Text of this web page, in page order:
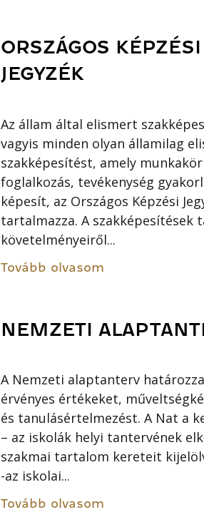
ORSZÁGOS KÉPZÉSI
JEGYZÉK
Az állam által elismert
vagyis minden olyan államilag
szakképesítést, amely
foglalkozás, tevékenység
képesít, az Országos Képzési
tartalmazza. A szakképesítések
követelményeiről...
Tovább olvasom
NEMZETI
A Nemzeti alaptanterv
érvényes értékeket,
és tanulásértelmezést. A Nat a
– az iskolák helyi tantervének
szakmai tartalom kereteit
-az iskolai...
Tovább olvasom